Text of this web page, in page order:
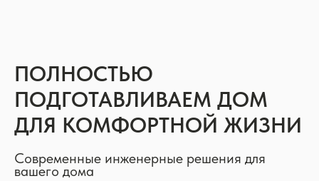
ПОЛНОСТЬЮ
ПОДГОТАВЛИВАЕМ ДОМ
ДЛЯ КОМФОРТНОЙ ЖИЗНИ
Современные инженерные решения для
вашего дома